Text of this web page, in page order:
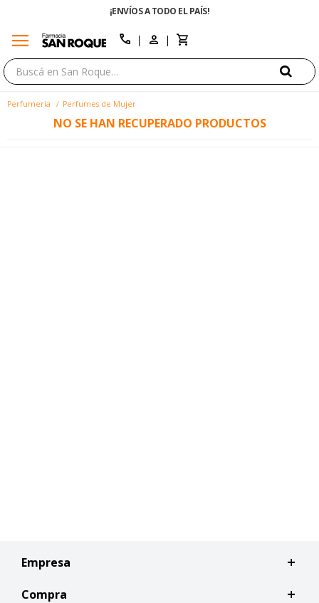
¡ENVÍOS A TODO EL PAÍS!
menu call
Perfumería Perfumes de Mujer
NO SE HAN RECUPERADO PRODUCTOS
Empresa
Compra
close